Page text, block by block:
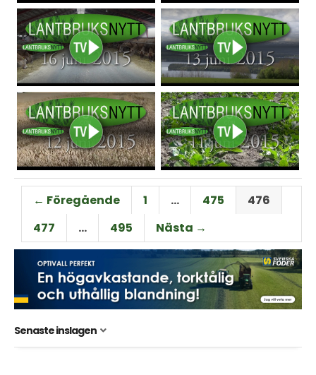
← Föregående 1 … 475
476
477
… 495 Nästa →
Senaste inslagen